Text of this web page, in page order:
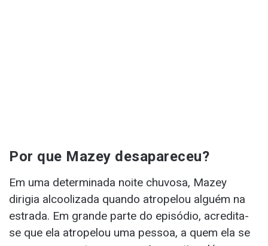
Por que Mazey desapareceu?
Em uma determinada noite chuvosa, Mazey
dirigia alcoolizada quando atropelou alguém na
estrada. Em grande parte do episódio, acredita-
se que ela atropelou uma pessoa, a quem ela se